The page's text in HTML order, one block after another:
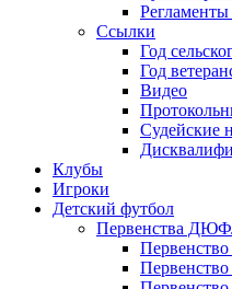
Ссылки
Год
Год
Видео
Судейские
Клубы
Игроки
Детский футбол
Первенства